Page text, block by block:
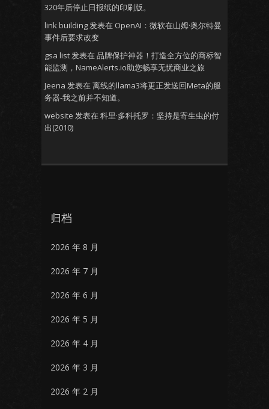
320年后停止日报纸的印刷版。
link building发表在 OpenAI：微软在山姆·奥尔特曼
事件后要求改变
gsa list发表在 品牌保护神器！打造全方位的商标智
能监测，NameAlerts.io助您畅享无忧商业之旅
Jeena 发表在 离线的llama3将更正发送回Meta的服
务器-我之前并不知道。
website 发表在 科里·多科托罗：坚持是寄生虫的付
出(2010)
归档
2026 年 8 月
2026 年 7 月
2026 年 6 月
2026 年 5 月
2026 年 4 月
2026 年 3 月
2026 年 2 月